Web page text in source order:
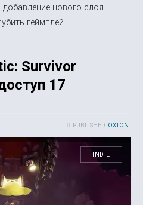
нового слоя
геймплей.
Survivor
17
PUBLISHED: OXTON
INDIE